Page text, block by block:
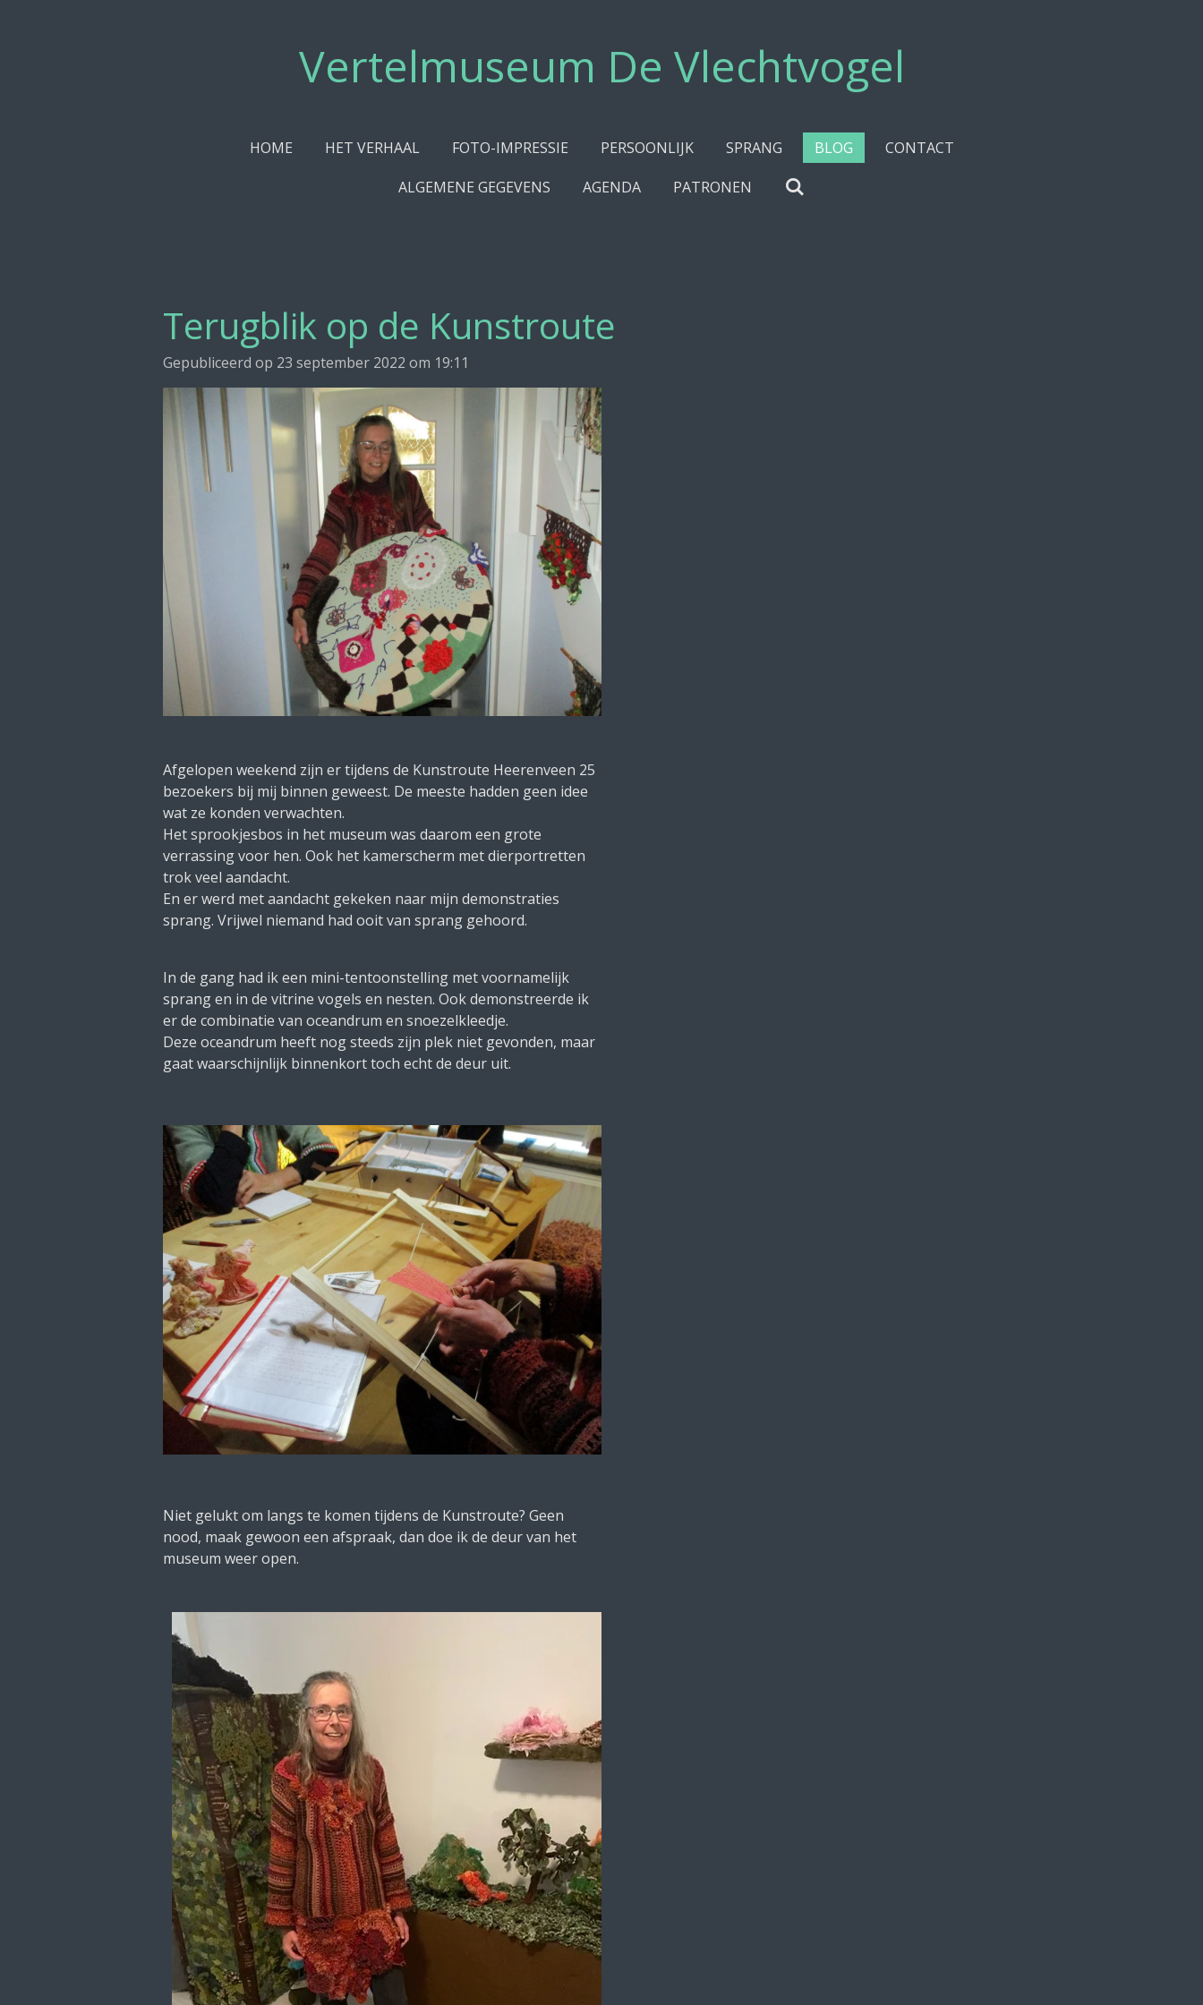
Vertelmuseum De Vlechtvogel
HOME HET VERHAAL FOTO-IMPRESSIE PERSOONLIJK SPRANG BLOG
CONTACT
ALGEMENE GEGEVENS
AGENDA PATRONEN
Terugblik op de Kunstroute
Gepubliceerd op 23 september 2022 om 19:11
Afgelopen weekend zijn er tijdens de Kunstroute Heerenveen 25
bezoekers bij mij binnen geweest. De meeste hadden geen idee
wat ze konden verwachten.
Het sprookjesbos in het museum was daarom een grote
verrassing voor hen. Ook het kamerscherm met dierportretten
trok veel aandacht.
En er werd met aandacht gekeken naar mijn demonstraties
sprang. Vrijwel niemand had ooit van sprang gehoord.
In de gang had ik een mini-tentoonstelling met voornamelijk
sprang en in de vitrine vogels en nesten. Ook demonstreerde ik
er de combinatie van oceandrum en snoezelkleedje.
Deze oceandrum heeft nog steeds zijn plek niet gevonden, maar
gaat waarschijnlijk binnenkort toch echt de deur uit.
Niet gelukt om langs te komen tijdens de Kunstroute? Geen
nood, maak gewoon een afspraak, dan doe ik de deur van het
museum weer open.